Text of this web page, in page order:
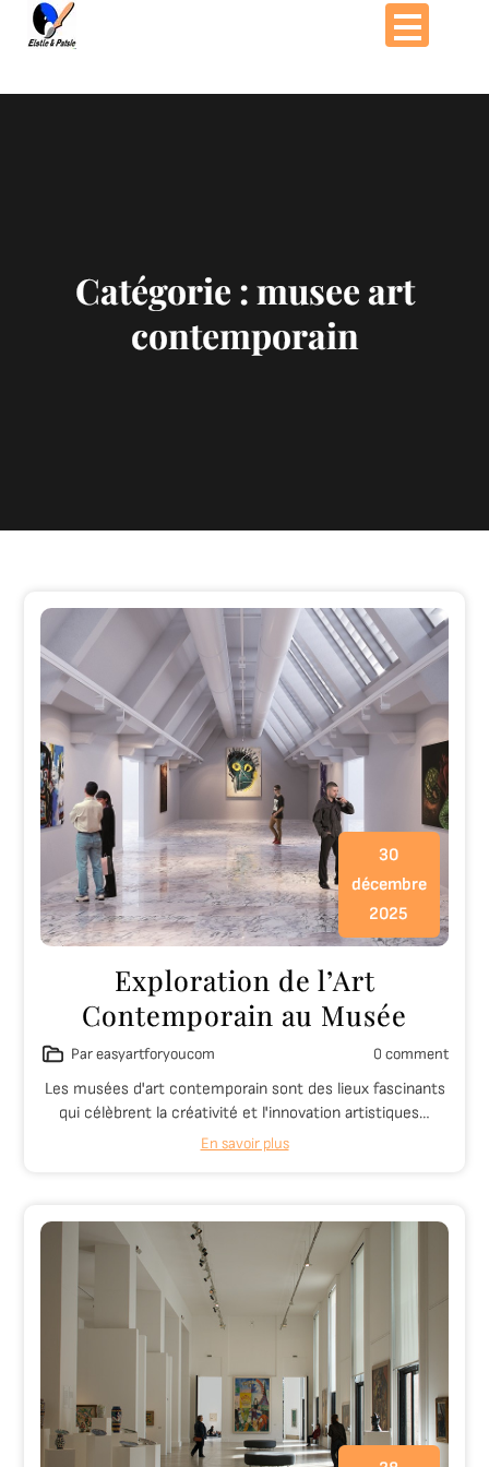
Passer
Catégorie :musee art
contemporain
30
décembre
2025
Exploration de l’Art
Contemporain au Musée
Par easyartforyoucom 0 comment
Les musées d'art contemporain sont des lieux fascinants
qui célèbrent la créativité et l'innovation artistiques…
En savoir plus